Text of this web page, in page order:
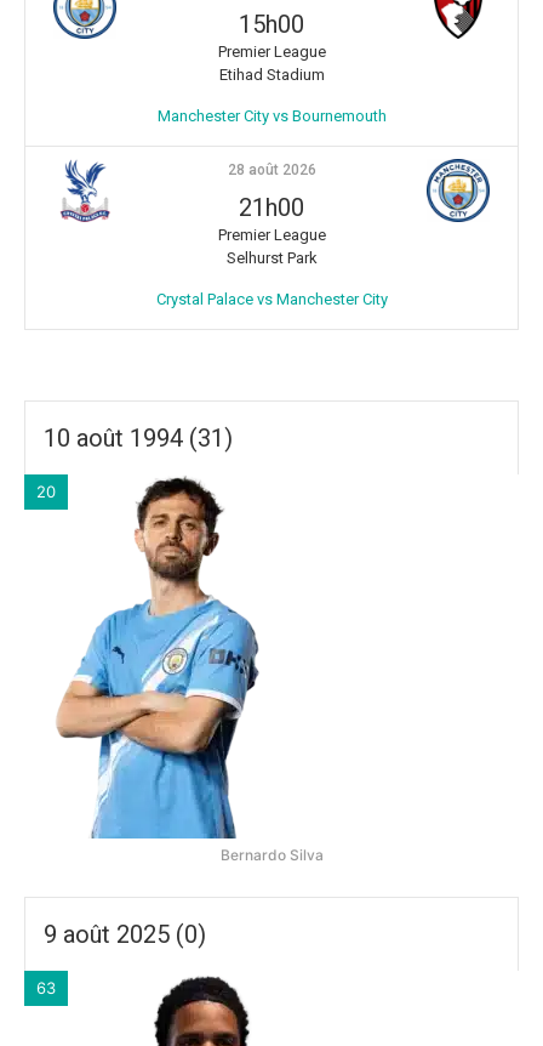
15h00
Premier League
Etihad Stadium
Manchester City vs Bournemouth
28 août 2026
21h00
Premier League
Selhurst Park
Crystal Palace vs Manchester City
10 août 1994 (31)
20
Bernardo Silva
9 août 2025 (0)
63